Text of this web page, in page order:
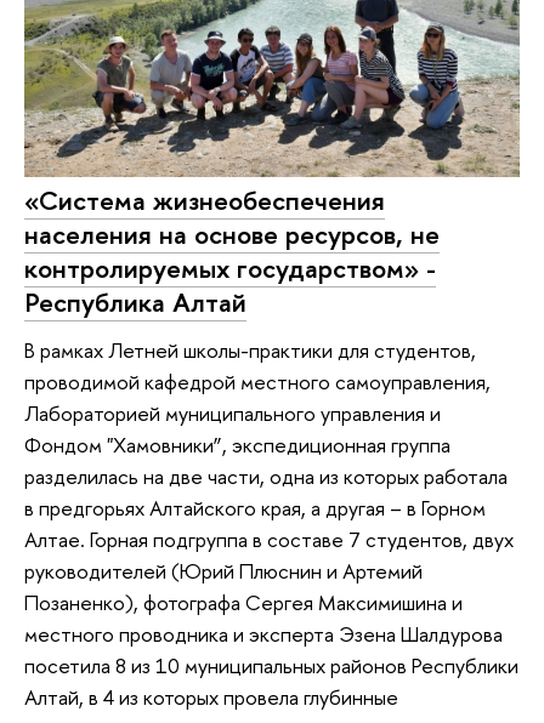
«Система жизнеобеспечения
населения на основе ресурсов, не
контролируемых государством» -
Республика Алтай
В рамках Летней школы-практики для студентов,
проводимой кафедрой местного самоуправления,
Лабораторией муниципального управления и
Фондом "Хамовники”, экспедиционная группа
разделилась на две части, одна из которых работала
в предгорьях Алтайского края, а другая – в Горном
Алтае. Горная подгруппа в составе 7 студентов, двух
руководителей (Юрий Плюснин и Артемий
Позаненко), фотографа Сергея Максимишина и
местного проводника и эксперта Эзена Шалдурова
посетила 8 из 10 муниципальных районов Республики
Алтай, в 4 из которых провела глубинные